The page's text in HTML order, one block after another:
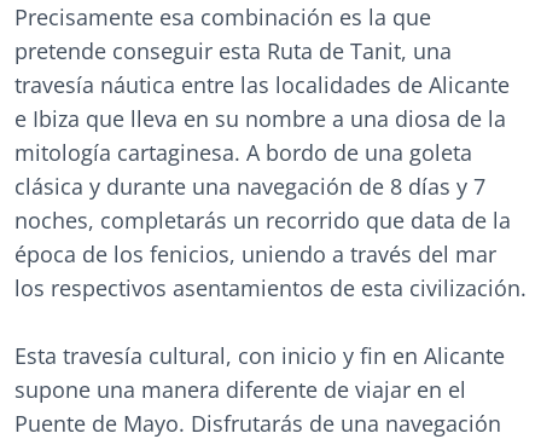
Precisamente esa combinación es la que
pretende conseguir esta Ruta de Tanit, una
travesía náutica entre las localidades de Alicante
e Ibiza que lleva en su nombre a una diosa de la
mitología cartaginesa. A bordo de una goleta
clásica y durante una navegación de 8 días y 7
noches, completarás un recorrido que data de la
época de los fenicios, uniendo a través del mar
los respectivos asentamientos de esta civilización.
Esta travesía cultural, con inicio y fin en Alicante
supone una manera diferente de viajar en el
Puente de Mayo. Disfrutarás de una navegación